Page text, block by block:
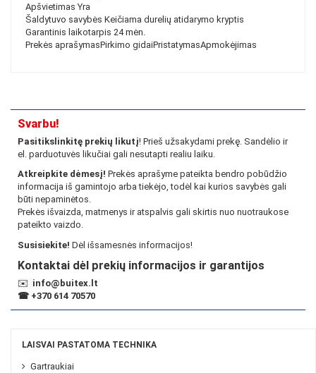
Apšvietimas Yra
Šaldytuvo savybės Keičiama durelių atidarymo kryptis
Garantinis laikotarpis 24 mėn.
Prekės aprašymasPirkimo gidaiPristatymasApmokėjimas
Svarbu!
Pasitikslinkitę prekių likutį! Prieš užsakydami prekę. Sandėlio ir
el. parduotuvės likučiai gali nesutapti realiu laiku.
Atkreipkite dėmesį! Prekės aprašyme pateikta bendro pobūdžio
informacija iš gamintojo arba tiekėjo, todėl kai kurios savybės gali
būti nepaminėtos.
Prekės išvaizda, matmenys ir atspalvis gali skirtis nuo nuotraukose
pateikto vaizdo.
Susisiekite! Dėl išsamesnės informacijos!
Kontaktai dėl prekių informacijos ir garantijos
✉️ info@buitex.lt
☎ +370 614 70570
LAISVAI PASTATOMA TECHNIKA
Gartraukiai